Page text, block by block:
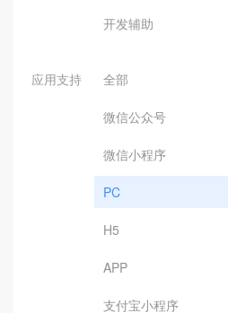
开发辅助
应用支持 全部
微信公众号
微信小程序
PC
H5
APP
支付宝小程序